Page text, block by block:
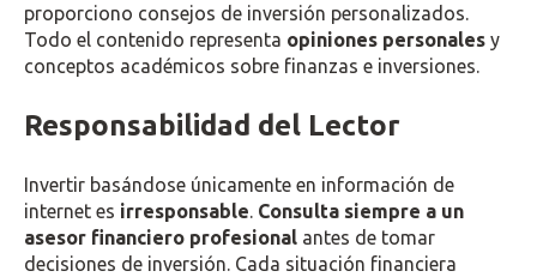
proporciono consejos de inversión personalizados.
Todo el contenido representa opiniones personales y
conceptos académicos sobre finanzas e inversiones.
Responsabilidad del Lector
Invertir basándose únicamente en información de
internet es irresponsable. Consulta siempre a un
asesor financiero profesional antes de tomar
decisiones de inversión. Cada situación financiera